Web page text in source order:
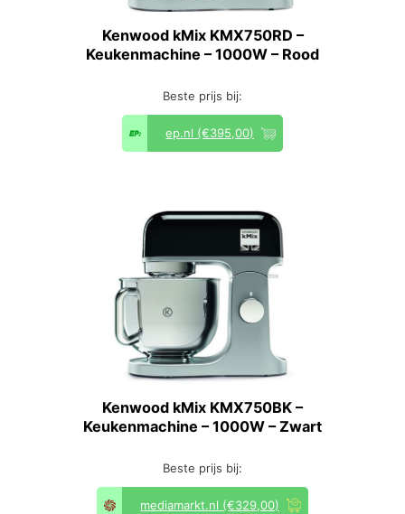
Kenwood kMix KMX750RD –
Keukenmachine – 1000W – Rood
Beste prijs bij:
ep.nl (€395,00)
Kenwood kMix KMX750BK –
Keukenmachine – 1000W – Zwart
Beste prijs bij:
mediamarkt.nl (€329,00)